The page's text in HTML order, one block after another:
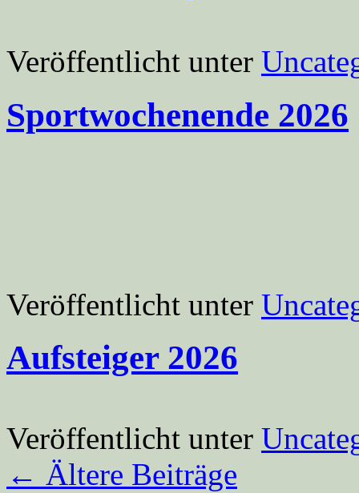
Veröffentlicht unter
Sportwochenende 2026
Veröffentlicht unter
Aufsteiger 2026
Veröffentlicht unter
← Ältere Beiträge